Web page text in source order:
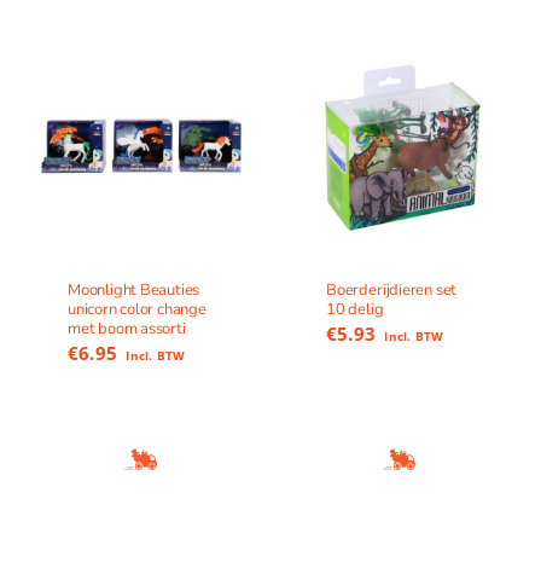
Moonlight Beauties
unicorn color change
met boom assorti
€6.95 Incl. BTW
Boerderijdieren set
10 delig
€5.93 Incl. BTW